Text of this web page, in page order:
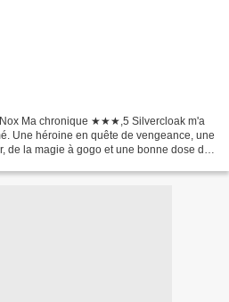
Ma chronique ★★★,5 Silvercloak m'a
Une héroine en quête de vengeance, une
de la magie à gogo et une bonne dose de